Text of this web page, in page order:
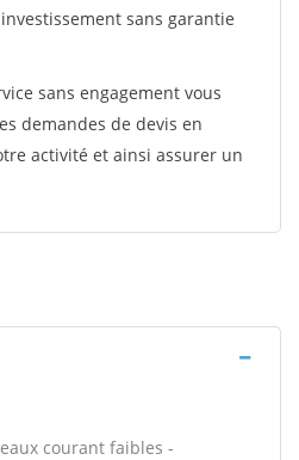
sans garantie
sans engagement vous
demandes de devis en
activité et ainsi assurer un
courant faibles -